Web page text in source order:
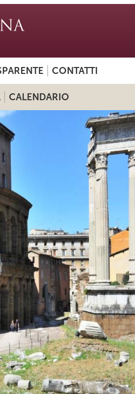
CONTATTI
CALENDARIO